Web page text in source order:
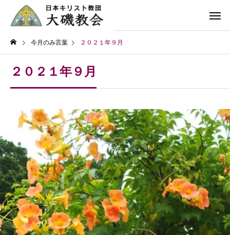
今月のみ言葉 ２０２１年９月
２０２１年９月